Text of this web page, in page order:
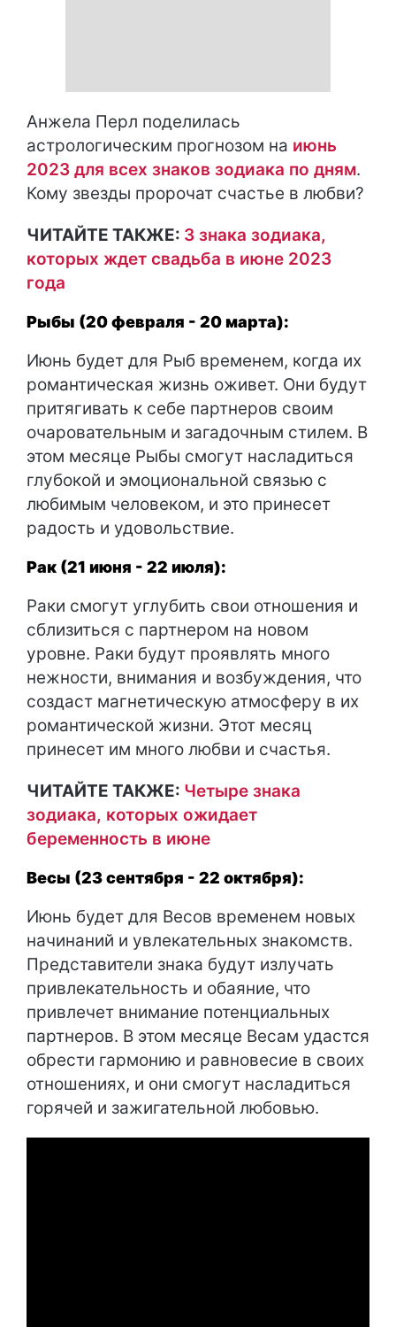
Анжела Перл поделилась
астрологическим прогнозом на июнь
2023 для всех знаков зодиака по дням.
Кому звезды пророчат счастье в любви?
ЧИТАЙТЕ ТАКЖЕ: 3 знака зодиака,
которых ждет свадьба в июне 2023
года
Рыбы (20 февраля - 20 марта):
Июнь будет для Рыб временем, когда их
романтическая жизнь оживет. Они будут
притягивать к себе партнеров своим
очаровательным и загадочным стилем. В
этом месяце Рыбы смогут насладиться
глубокой и эмоциональной связью с
любимым человеком, и это принесет
радость и удовольствие.
Рак (21 июня - 22 июля):
Раки смогут углубить свои отношения и
сблизиться с партнером на новом
уровне. Раки будут проявлять много
нежности, внимания и возбуждения, что
создаст магнетическую атмосферу в их
романтической жизни. Этот месяц
принесет им много любви и счастья.
ЧИТАЙТЕ ТАКЖЕ: Четыре знака
зодиака, которых ожидает
беременность в июне
Весы (23 сентября - 22 октября):
Июнь будет для Весов временем новых
начинаний и увлекательных знакомств.
Представители знака будут излучать
привлекательность и обаяние, что
привлечет внимание потенциальных
партнеров. В этом месяце Весам удастся
обрести гармонию и равновесие в своих
отношениях, и они смогут насладиться
горячей и зажигательной любовью.